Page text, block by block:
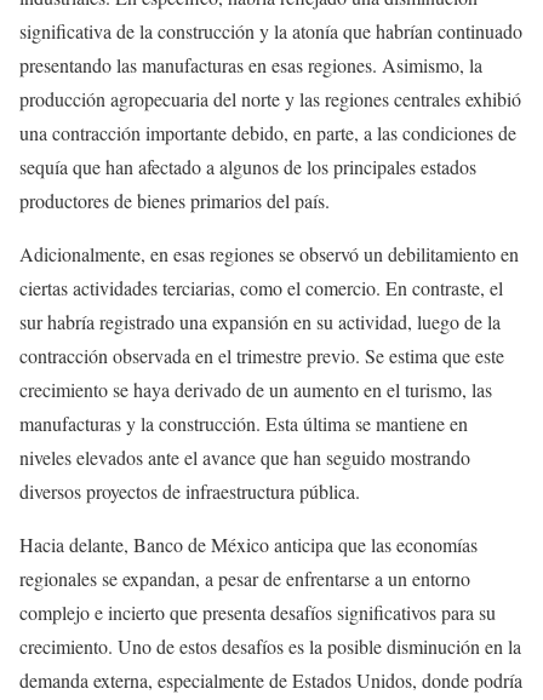
significativa de la construcción y la atonía que habrían continuado
presentando las manufacturas en esas regiones. Asimismo, la
producción agropecuaria del norte y las regiones centrales exhibió
una contracción importante debido, en parte, a las condiciones de
sequía que han afectado a algunos de los principales estados
productores de bienes primarios del país.
Adicionalmente, en esas regiones se observó un debilitamiento en
ciertas actividades terciarias, como el comercio. En contraste, el
sur habría registrado una expansión en su actividad, luego de la
contracción observada en el trimestre previo. Se estima que este
crecimiento se haya derivado de un aumento en el turismo, las
manufacturas y la construcción. Esta última se mantiene en
niveles elevados ante el avance que han seguido mostrando
diversos proyectos de infraestructura pública.
Hacia delante, Banco de México anticipa que las economías
regionales se expandan, a pesar de enfrentarse a un entorno
complejo e incierto que presenta desafíos significativos para su
crecimiento. Uno de estos desafíos es la posible disminución en la
demanda externa, especialmente de Estados Unidos, donde podría